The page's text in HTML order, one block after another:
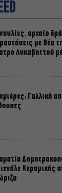
αρχαίο
με θέα
Λυκαβηττού
Γαλλική
Κεραμικής